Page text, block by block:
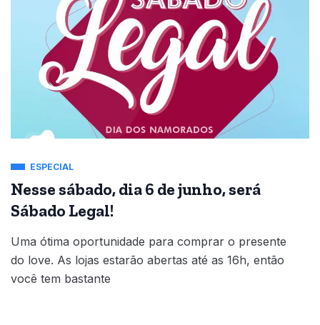
ESPECIAL
Nesse sábado, dia 6 de junho, será
Sábado Legal!
Uma ótima oportunidade para comprar o presente
do love. As lojas estarão abertas até as 16h, então
você tem bastante